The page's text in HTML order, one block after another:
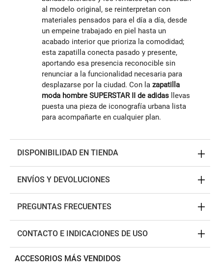
al modelo original, se reinterpretan con
materiales pensados para el día a día, desde
un empeine trabajado en piel hasta un
acabado interior que prioriza la comodidad;
esta zapatilla conecta pasado y presente,
aportando esa presencia reconocible sin
renunciar a la funcionalidad necesaria para
desplazarse por la ciudad. Con la zapatilla
moda hombre SUPERSTAR II de adidas llevas
puesta una pieza de iconografía urbana lista
para acompañarte en cualquier plan.
DISPONIBILIDAD EN TIENDA
ENVÍOS Y DEVOLUCIONES
PREGUNTAS FRECUENTES
CONTACTO E INDICACIONES DE USO
ACCESORIOS MÁS VENDIDOS